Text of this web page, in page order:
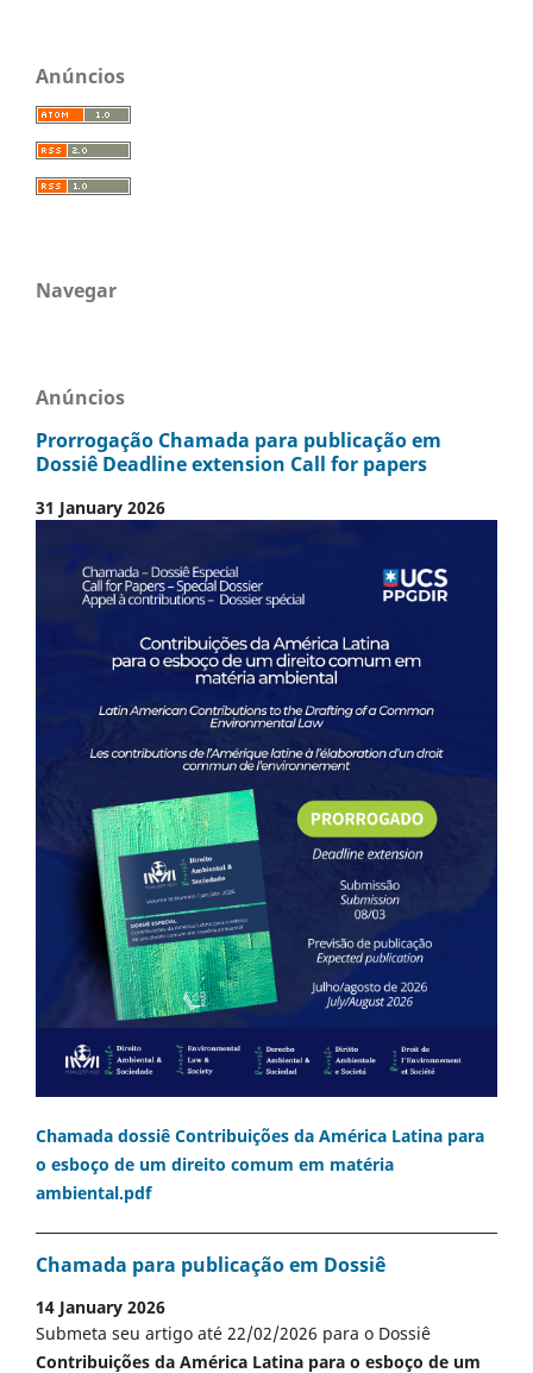
Anúncios
Navegar
Anúncios
Prorrogação Chamada para publicação em
Dossiê Deadline extension Call for papers
31 January 2026
Chamada dossiê Contribuições da América Latina para
o esboço de um direito comum em matéria
ambiental.pdf
Chamada para publicação em Dossiê
14 January 2026
Submeta seu artigo até 22/02/2026 para o Dossiê
Contribuições da América Latina para o esboço de um